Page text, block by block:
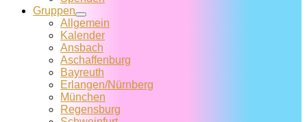
Gruppen
Allgemein
Kalender
Ansbach
Aschaffenburg
Bayreuth
Erlangen/Nürnberg
München
Regensburg